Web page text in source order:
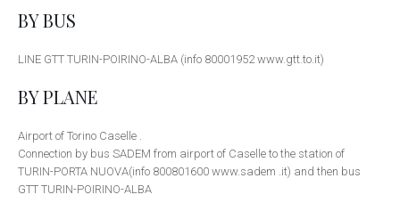
BY BUS
LINE GTT TURIN-POIRINO-ALBA (info 80001952 www.gtt.to.it)
BY PLANE
Airport of Torino Caselle .
Connection by bus SADEM from airport of Caselle to the station of
TURIN-PORTA NUOVA(info 800801600 www.sadem .it) and then bus
GTT TURIN-POIRINO-ALBA